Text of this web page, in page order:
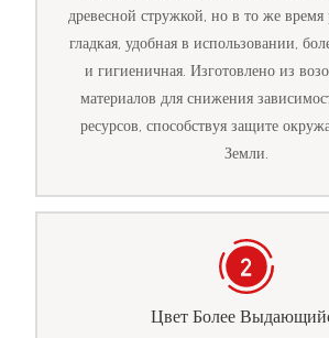
древесной стружкой, но в то же время
гладкая, удобная в использовании,
и гигиеничная. Изготовлено из
материалов для снижения
ресурсов, способствуя защите
Земли.
Цвет Более